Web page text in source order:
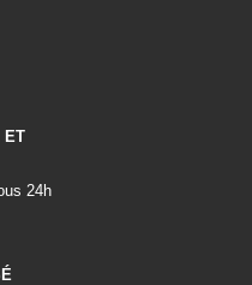
ET
24h